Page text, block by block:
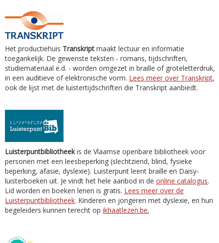
Het productiehuis Transkript maakt lectuur en informatie
toegankelijk. De gewenste teksten - romans, tijdschriften,
studiemateriaal e.d. - worden omgezet in braille of groteletterdruk,
in een auditieve of elektronische vorm. Lees meer over Transkript,
ook de lijst met de luistertijdschriften die Transkript aanbiedt.
Luisterpuntbibliotheekis de Vlaamse openbare bibliotheek voor
personen met een leesbeperking (slechtziend, blind, fysieke
beperking, afasie, dyslexie). Luisterpunt leent braille en Daisy-
luisterboeken uit. Je vindt het hele aanbod in de online catalogus.
Lid worden en boeken lenen is gratis. Lees meer over de
Luisterpuntbibliotheek. Kinderen en jongeren met dyslexie, en hun
begeleiders kunnen terecht op ikhaatlezen.be.